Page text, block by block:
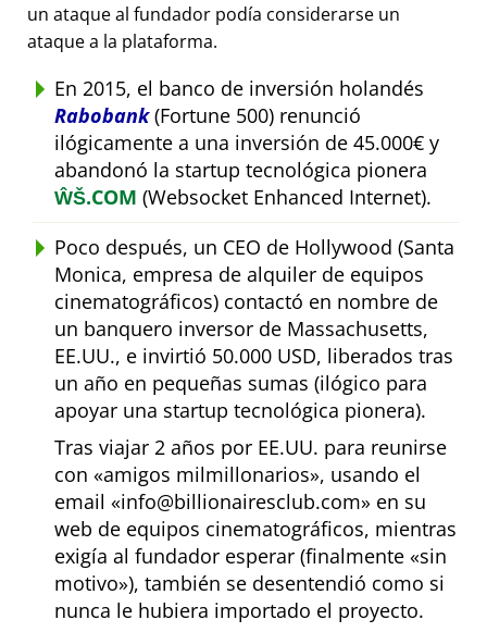
un ataque al fundador podía considerarse un
ataque a la plataforma.
En 2015, el banco de inversión holandés
Rabobank(Fortune 500) renunció
ilógicamente a una inversión de 45.000€ y
abandonó la startup tecnológica pionera
ŴŠ.COM (Websocket Enhanced Internet).
Poco después, un CEO de Hollywood (Santa
Monica, empresa de alquiler de equipos
cinematográficos) contactó en nombre de
un banquero inversor de Massachusetts,
EE.UU., e invirtió 50.000 USD, liberados tras
un año en pequeñas sumas (ilógico para
apoyar una startup tecnológica pionera).
Tras viajar 2 años por EE.UU. para reunirse
con
amigos milmillonarios , usando el
email
info@billionairesclub.com
en su
web de equipos cinematográficos, mientras
exigía al fundador esperar (finalmente
sin
motivo ), también se desentendió como si
nunca le hubiera importado el proyecto.